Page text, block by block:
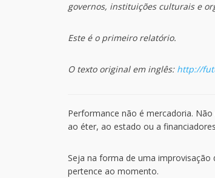
governos, instituições culturais e
Este é o primeiro relatório.
O texto original em inglês: http://
Performance não é mercadoria.
ao éter, ao estado ou a
Seja na forma de uma
pertence ao momento.